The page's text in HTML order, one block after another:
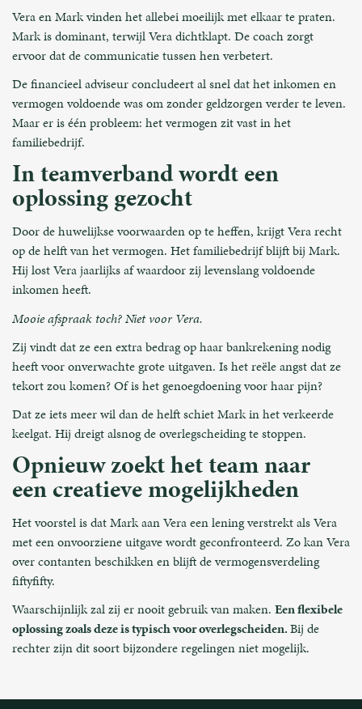
Vera en Mark vinden het allebei moeilijk met elkaar te praten.
Mark is dominant, terwijl Vera dichtklapt. De coach zorgt
ervoor dat de communicatie tussen hen verbetert.
De financieel adviseur concludeert al snel dat het inkomen en
vermogen voldoende was om zonder geldzorgen verder te leven.
Maar er is één probleem: het vermogen zit vast in het
familiebedrijf.
In teamverband wordt een
oplossing gezocht
Door de huwelijkse voorwaarden op te heffen, krijgt Vera recht
op de helft van het vermogen. Het familiebedrijf blijft bij Mark.
Hij lost Vera jaarlijks af waardoor zij levenslang voldoende
inkomen heeft.
Mooie afspraak toch? Niet voor Vera.
Zij vindt dat ze een extra bedrag op haar bankrekening nodig
heeft voor onverwachte grote uitgaven. Is het reële angst dat ze
tekort zou komen? Of is het genoegdoening voor haar pijn?
Dat ze iets meer wil dan de helft schiet Mark in het verkeerde
keelgat. Hij dreigt alsnog de overlegscheiding te stoppen.
Opnieuw zoekt het team naar
een creatieve mogelijkheden
Het voorstel is dat Mark aan Vera een lening verstrekt als Vera
met een onvoorziene uitgave wordt geconfronteerd. Zo kan Vera
over contanten beschikken en blijft de vermogensverdeling
fiftyfifty.
Waarschijnlijk zal zij er nooit gebruik van maken. Een flexibele
oplossing zoals deze is typisch voor overlegscheiden.Bij de
rechter zijn dit soort bijzondere regelingen niet mogelijk.